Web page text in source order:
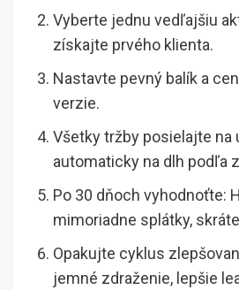
Vyberte jednu vedľajšiu
získajte prvého klienta.
Nastavte pevný balík a
verzie.
Všetky tržby posielajte na
automaticky na dlh podľa
Po 30 dňoch vyhodnoťte:
mimoriadne splátky,
Opakujte cyklus
jemné zdraženie, lepšie